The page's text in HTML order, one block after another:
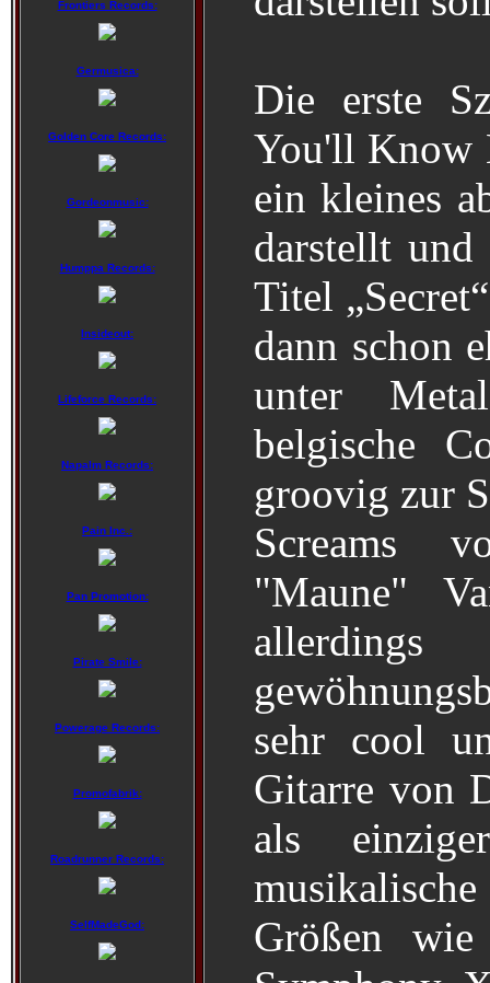
Frontiers Records:
Germusica:
Golden Core Records:
Gordeonmusic:
Humppa Records:
Insideout:
Lifeforce Records:
Napalm Records:
Pain Inc.:
Pan Promotion:
Pirate Smile:
Powerage Records:
Promofabrik:
Roadrunner Records:
SelfMadeGod:
Die erste
You'll Know
ein kleines
darstellt
Titel
dann schon
unter
belgische
groovig zur
Screams
"Maune"
sehr cool
Gitarre von
als
Größen